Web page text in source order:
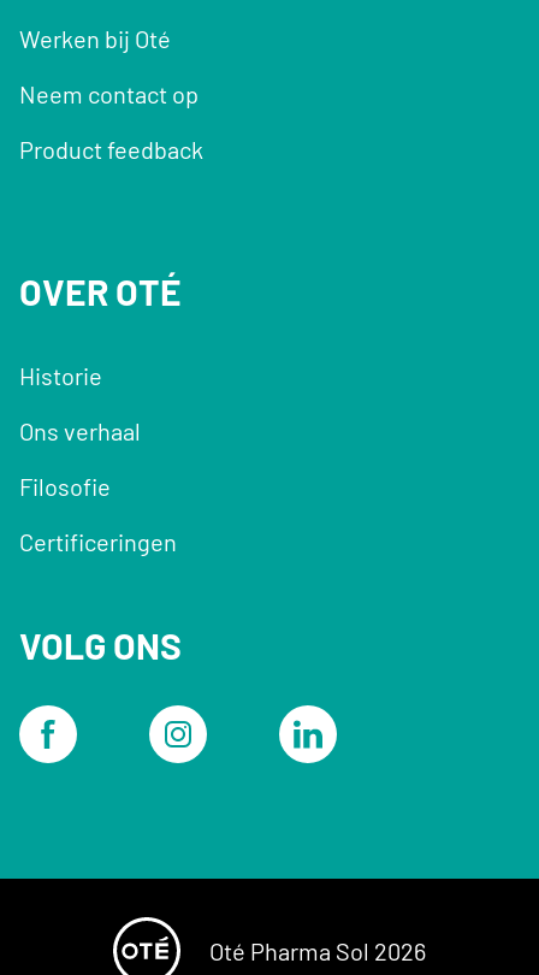
Werken bij Oté
Neem contact op
Product feedback
OVER OTÉ
Historie
Ons verhaal
Filosofie
Certificeringen
VOLG ONS
Oté Pharma Sol 2026